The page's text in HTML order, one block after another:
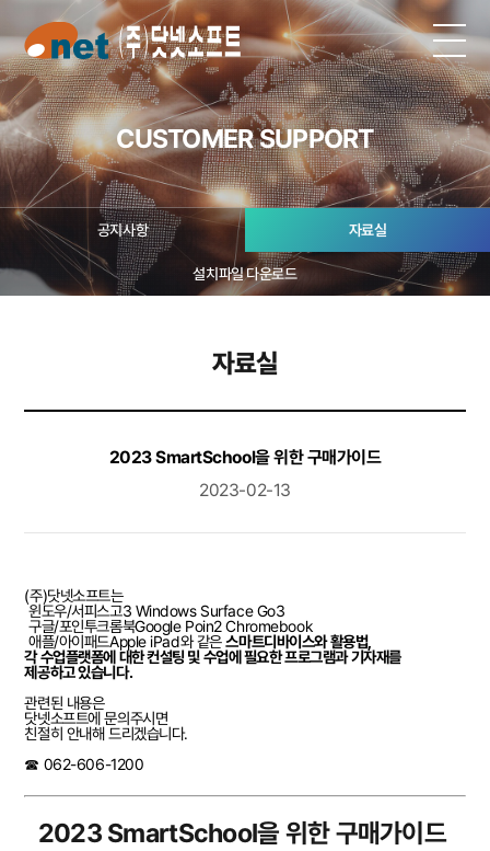
CUSTOMER SUPPORT
공지사항 자료실
설치파일 다운로드
자료실
2023 SmartSchool을 위한 구매가이드
2023-02-13
(주)닷넷소프트는
윈도우/서피스고3 Windows Surface Go3
구글/포인투크롬북Google Poin2 Chromebook
애플/아이패드Apple iPad와 같은스마트디바이스와 활용법,
각 수업플랫폼에 대한 컨설팅 및 수업에 필요한 프로그램과 기자재를
제공하고 있습니다.
관련된 내용은
닷넷소프트에 문의주시면
친절히 안내해 드리겠습니다.
☎ 062-606-1200
2023 SmartSchool을 위한 구매가이드